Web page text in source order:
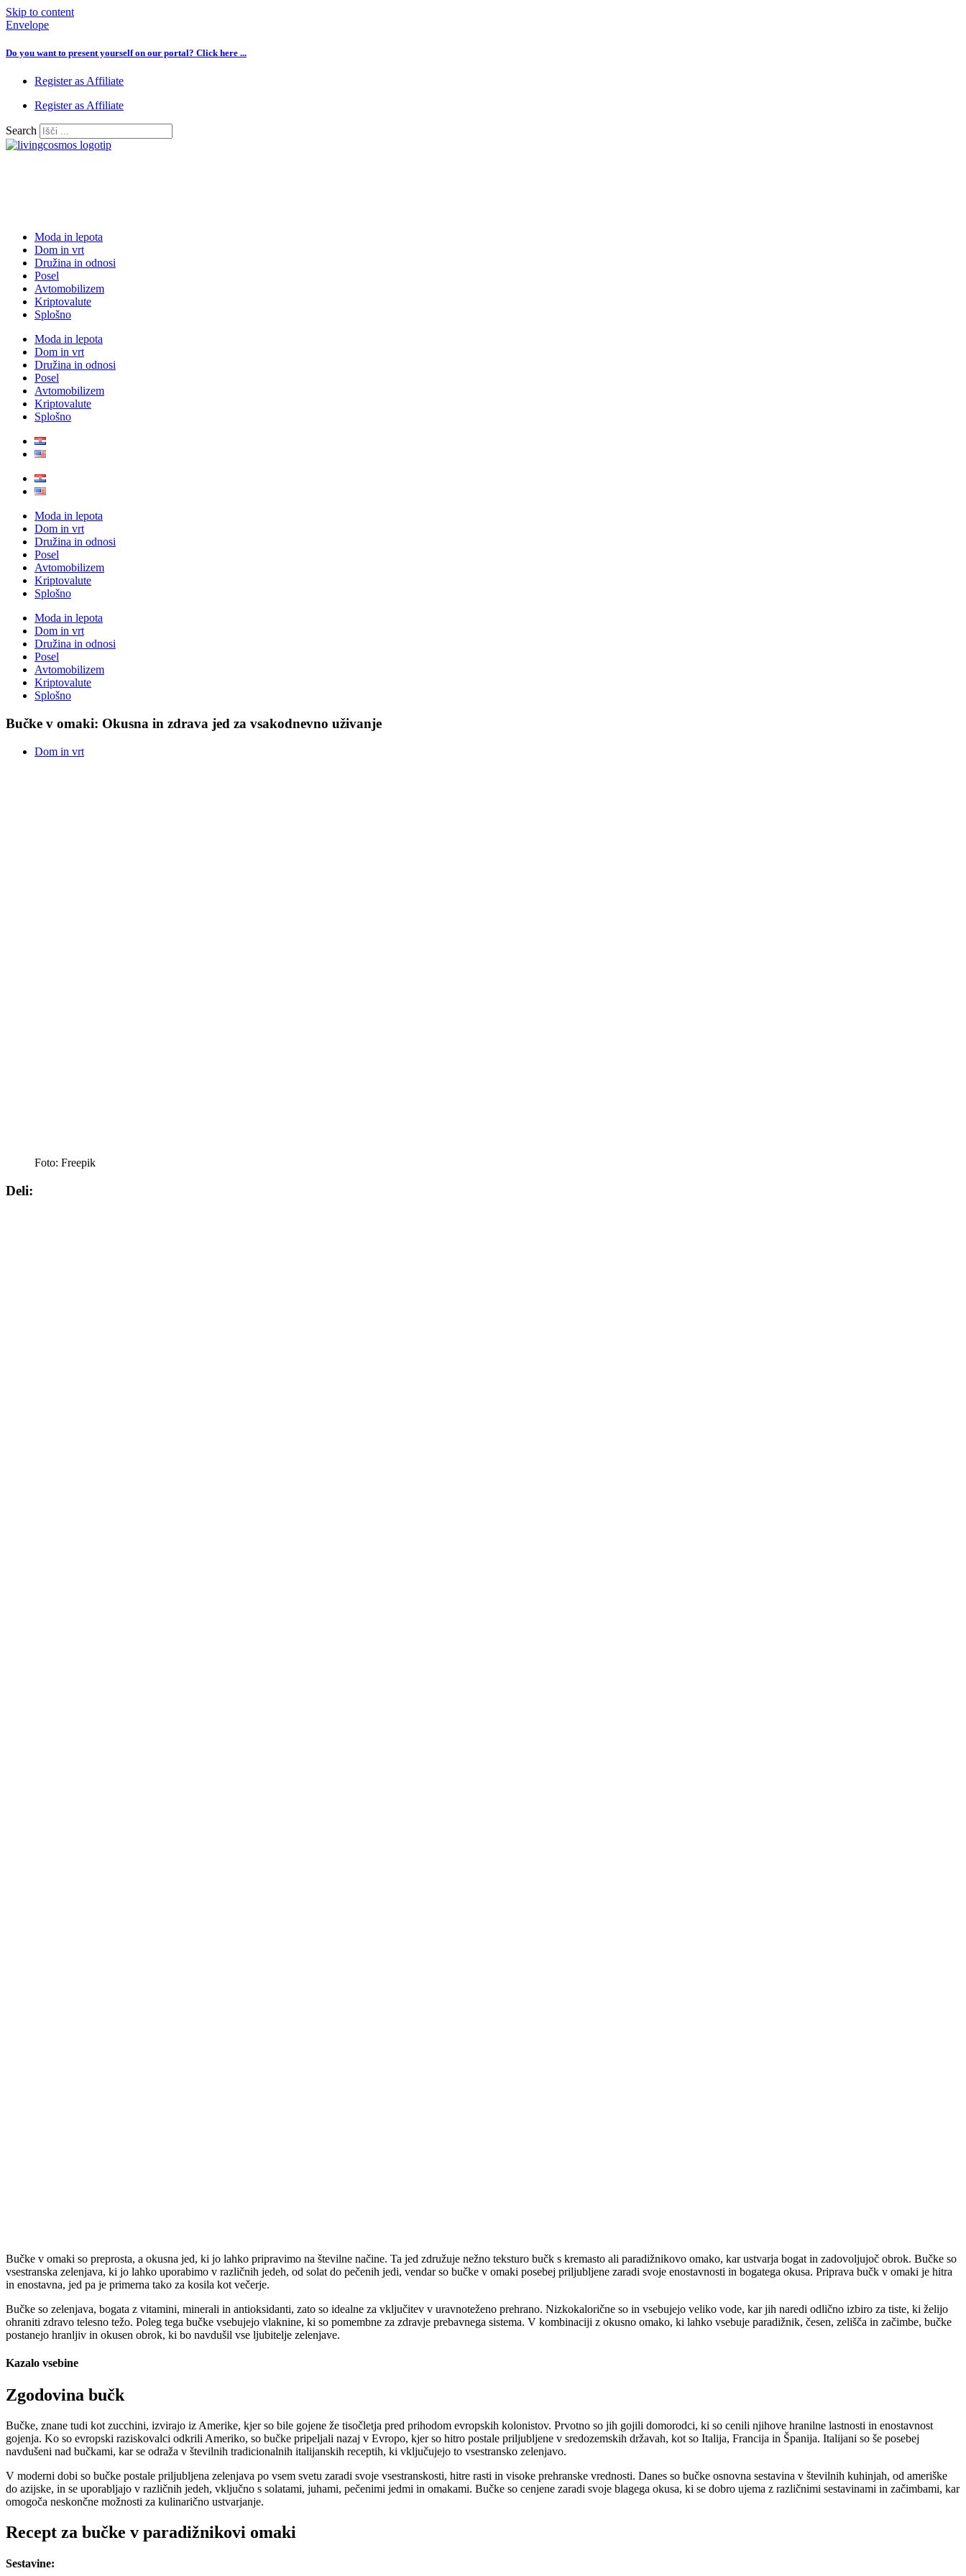
Skip to content
Envelope
Do you want to present yourself on our portal? Click here ...
Register as Affiliate
Register as Affiliate
Search
Moda in lepota
Dom in vrt
Družina in odnosi
Posel
Avtomobilizem
Kriptovalute
Splošno
Moda in lepota
Dom in vrt
Družina in odnosi
Posel
Avtomobilizem
Kriptovalute
Splošno
Moda in lepota
Dom in vrt
Družina in odnosi
Posel
Avtomobilizem
Kriptovalute
Splošno
Moda in lepota
Dom in vrt
Družina in odnosi
Posel
Avtomobilizem
Kriptovalute
Splošno
Bučke v omaki: Okusna in zdrava jed za vsakodnevno uživanje
Dom in vrt
Foto: Freepik
Deli:
Bučke v omaki so preprosta, a okusna jed, ki jo lahko pripravimo na številne načine. Ta jed združuje nežno teksturo bučk s kremasto ali paradižnikovo omako, kar ustvarja bogat in zadovoljujoč obrok. Bučke so
vsestranska zelenjava, ki jo lahko uporabimo v različnih jedeh, od solat do pečenih jedi, vendar so bučke v omaki posebej priljubljene zaradi svoje enostavnosti in bogatega okusa. Priprava bučk v omaki je hitra
in enostavna, jed pa je primerna tako za kosila kot večerje.
Bučke so zelenjava, bogata z vitamini, minerali in antioksidanti, zato so idealne za vključitev v uravnoteženo prehrano. Nizkokalorične so in vsebujejo veliko vode, kar jih naredi odlično izbiro za tiste, ki želijo
ohraniti zdravo telesno težo. Poleg tega bučke vsebujejo vlaknine, ki so pomembne za zdravje prebavnega sistema. V kombinaciji z okusno omako, ki lahko vsebuje paradižnik, česen, zelišča in začimbe, bučke
postanejo hranljiv in okusen obrok, ki bo navdušil vse ljubitelje zelenjave.
Kazalo vsebine
Zgodovina bučk
Bučke, znane tudi kot zucchini, izvirajo iz Amerike, kjer so bile gojene že tisočletja pred prihodom evropskih kolonistov. Prvotno so jih gojili domorodci, ki so cenili njihove hranilne lastnosti in enostavnost
gojenja. Ko so evropski raziskovalci odkrili Ameriko, so bučke pripeljali nazaj v Evropo, kjer so hitro postale priljubljene v sredozemskih državah, kot so Italija, Francija in Španija. Italijani so še posebej
navdušeni nad bučkami, kar se odraža v številnih tradicionalnih italijanskih receptih, ki vključujejo to vsestransko zelenjavo.
V moderni dobi so bučke postale priljubljena zelenjava po vsem svetu zaradi svoje vsestranskosti, hitre rasti in visoke prehranske vrednosti. Danes so bučke osnovna sestavina v številnih kuhinjah, od ameriške
do azijske, in se uporabljajo v različnih jedeh, vključno s solatami, juhami, pečenimi jedmi in omakami. Bučke so cenjene zaradi svoje blagega okusa, ki se dobro ujema z različnimi sestavinami in začimbami, kar
omogoča neskončne možnosti za kulinarično ustvarjanje.
Recept za bučke v paradižnikovi omaki
Sestavine: